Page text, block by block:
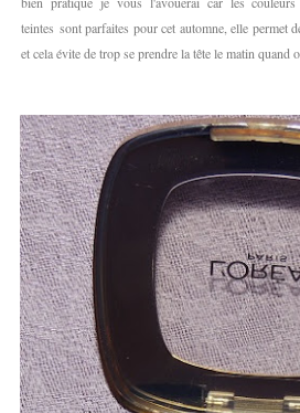
teintes sont parfaites pour cet automne, elle permet
et cela évite de trop se prendre la tête le matin quand